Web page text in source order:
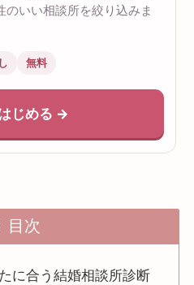
いい相談所を絞り込みま
無料
じめる →
目次
に合う結婚相談所診断